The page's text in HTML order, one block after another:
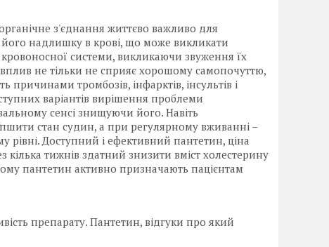
з'єднання життєво важливо для
надлишку в крові, що може викликати
системи, викликаючи звуження їх
не тільки не сприяє хорошому самопочуттю,
тромбозів, інфарктів, інсультів і
варіантів вирішення проблеми
сенсі знищуючи його. Навіть
стан судин, а при регулярному вживанні –
рівні. Доступний і ефективний пантетин, ціна
кілька тижнів здатний знизити вміст холестерину
пантетин активно призначають пацієнтам
препарату. Пантетин, відгуки про який